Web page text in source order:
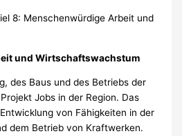
und Wirtschaftswachstum
des Baus und des Betriebs der
Jobs in der Region. Das
von Fähigkeiten in der
dem Betrieb von Kraftwerken.